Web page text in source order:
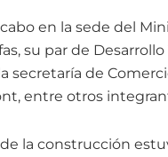
en la sede del
su par de
secretaría de
entre otros
la construcción